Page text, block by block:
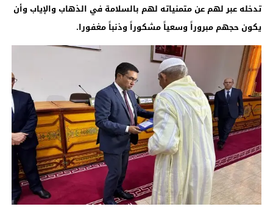
تدخله عبر لهم عن متمنياته لهم بالسلامة في الذهاب والإياب وأن
يكون حجهم مبروراً وسعياً مشكوراً وذنباً مغفورا.